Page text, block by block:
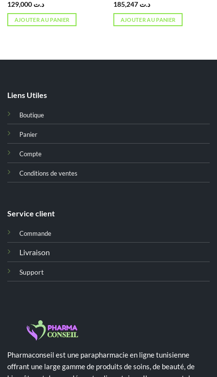
د.ت 129,000
AJOUTER AU PANIER
د.ت 185,247
AJOUTER AU PANIER
Liens Utiles
Boutique
Panier
Compte
Conditions de ventes
Service client
Commande
Livraison
Support
Pharmaconseil est une parapharmacie en ligne tunisienne
offrant une large gamme de produits de soins, de beauté, de